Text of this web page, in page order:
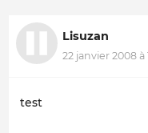
Lisuzan
22 janvier 2008 à
test